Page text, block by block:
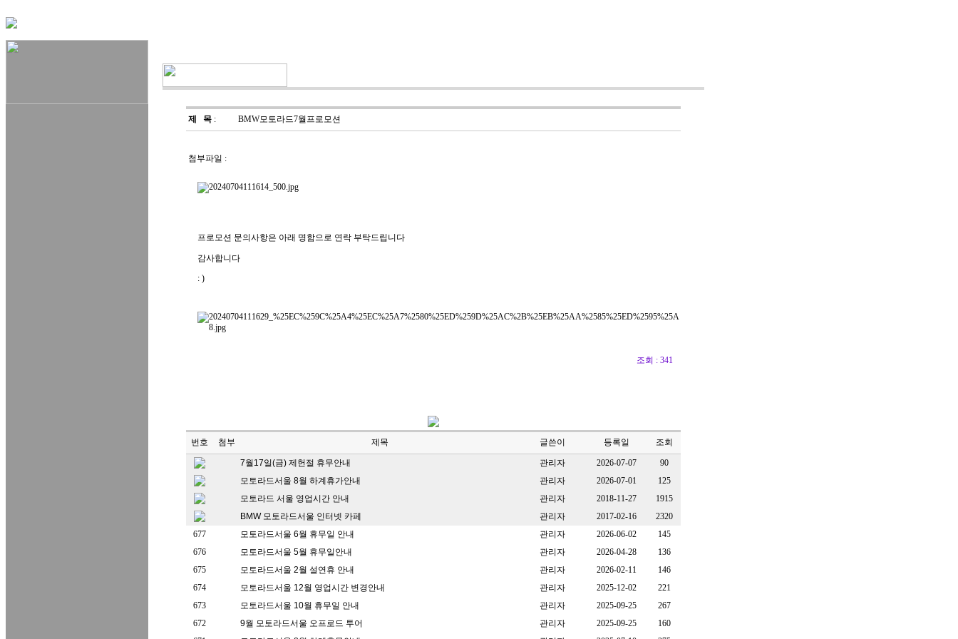
제 목 : BMW모토라드7월프로모션
첨부파일 :
프로모션 문의사항은 아래 명함으로 연락 부탁드립니다
감사합니다
: )
조회 : 341
번호 첨부 제목 글쓴이 등록일 조회
7월17일(금) 제헌절 휴무안내 관리자 2026-07-07
90
모토라드서울 8월 하계휴가안내
관리자 2026-07-01
125
모토라드 서울 영업시간 안내
관리자 2018-11-27
1915
BMW 모토라드서울 인터넷 카페
관리자 2017-02-16
2320
677
모토라드서울 6월 휴무일 안내 관리자 2026-06-02
145
676
모토라드서울 5월 휴무일안내 관리자 2026-04-28
136
675
모토라드서울 2월 설연휴 안내 관리자 2026-02-11
146
674
모토라드서울 12월 영업시간 변경안내 관리자 2025-12-02
221
673
모토라드서울 10월 휴무일 안내 관리자 2025-09-25
267
672
9월 모토라드서울 오프로드 투어 관리자 2025-09-25
160